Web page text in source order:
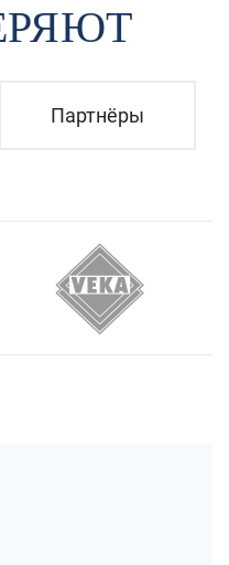
Партнёры